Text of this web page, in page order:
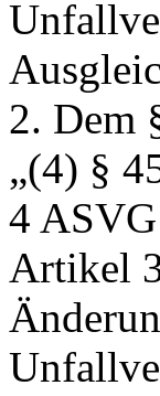
2. Dem
„(4) §
4
Artikel